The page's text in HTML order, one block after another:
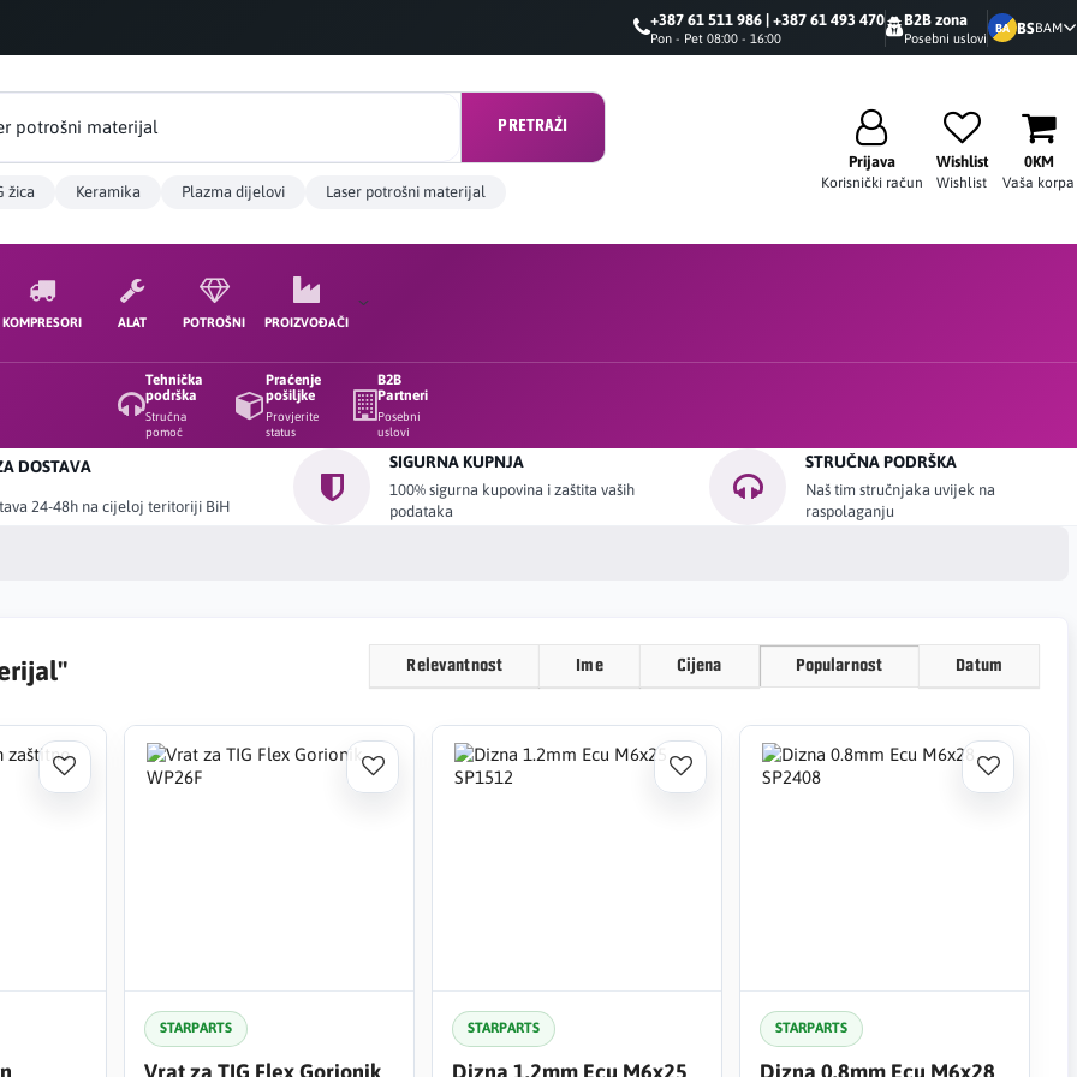
+387 61 511 986 | +387 61 493 470
Pon - Pet 08:00 - 16:00
B2B zona
Posebni uslovi
BA BSBAM
PRETRAŽI
žica Keramika Plazma dijelovi Laser potrošni materijal
Prijava
Korisnički račun
Wishlist
Wishlist
0KM
Vaša korpa
KOMPRESORI ALAT POTROŠNI PROIZVOĐAČI
Tehnička
podrška
Stručna
pomoć
Praćenje
pošiljke
Provjerite
status
B2B
Partneri
Posebni
uslovi
DOSTAVA
24-48h na cijeloj teritoriji BiH
SIGURNA KUPNJA
100% sigurna kupovina i zaštita vaših
podataka
STRUČNA PODRŠKA
Naš tim stručnjaka uvijek na
raspolaganju
Relevantnost Ime Cijena Popularnost Datum
STARPARTS
Vrat za TIG Flex Gorionik
STARPARTS
Dizna 1.2mm Ecu M6x25
STARPARTS
Dizna 0.8mm Ecu M6x28